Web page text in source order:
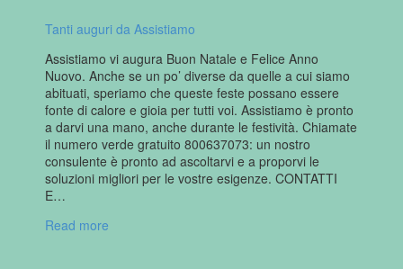
Tanti auguri da Assistiamo
Assistiamo vi augura Buon Natale e Felice Anno
Nuovo. Anche se un po’ diverse da quelle a cui siamo
abituati, speriamo che queste feste possano essere
fonte di calore e gioia per tutti voi. Assistiamo è pronto
a darvi una mano, anche durante le festività. Chiamate
il numero verde gratuito 800637073: un nostro
consulente è pronto ad ascoltarvi e a proporvi le
soluzioni migliori per le vostre esigenze. CONTATTI
E…
Read more